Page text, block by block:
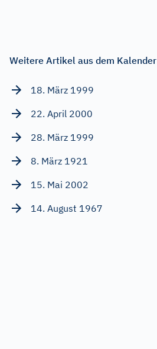
Weitere Artikel aus dem Kalender
18. März 1999
22. April 2000
28. März 1999
8. März 1921
15. Mai 2002
14. August 1967